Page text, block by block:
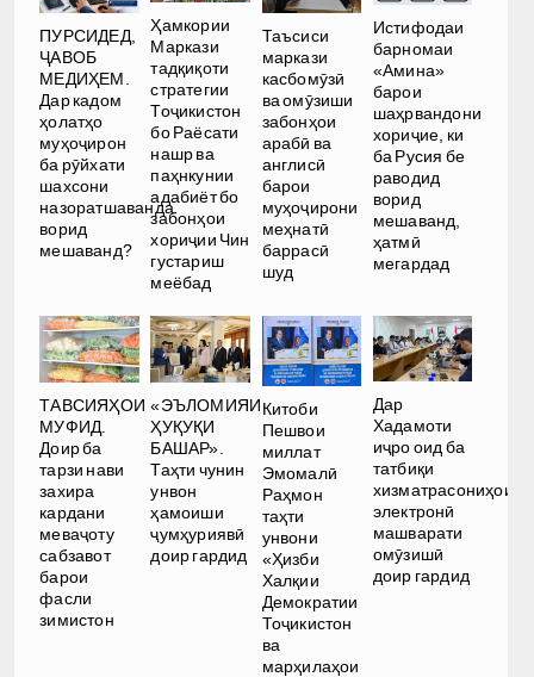
ПУРСИДЕД,
ҶАВОБ
МЕДИҲЕМ.
Дар кадом
ҳолатҳо
муҳоҷирон
ба рӯйхати
шахсони
назоратшаванда
ворид
мешаванд?
Ҳамкории
Маркази
тадқиқоти
стратегии
Тоҷикистон
бо Раёсати
нашр ва
паҳнкунии
адабиёт бо
забонҳои
хориҷии Чин
густариш
меёбад
Таъсиси
маркази
касбомӯзӣ
ва омӯзиши
забонҳои
арабӣ ва
англисӣ
барои
муҳоҷирони
меҳнатӣ
баррасӣ
шуд
Истифодаи
барномаи
«Амина»
барои
шаҳрвандони
хориҷие, ки
ба Русия бе
раводид
ворид
мешаванд,
ҳатмӣ
мегардад
ТАВСИЯҲОИ
МУФИД.
Доир ба
тарзи нави
захира
кардани
меваҷоту
сабзавот
барои
фасли
зимистон
«ЭЪЛОМИЯИ
ҲУҚУҚИ
БАШАР».
Таҳти чунин
унвон
ҳамоиши
ҷумҳуриявӣ
доир гардид
Китоби
Пешвои
миллат
Эмомалӣ
Раҳмон
таҳти
унвони
«Ҳизби
Халқии
Демократии
Тоҷикистон
ва
марҳилаҳои
Дар
Хадамоти
иҷро оид ба
татбиқи
хизматрасониҳои
электронӣ
машварати
омӯзишӣ
доир гардид